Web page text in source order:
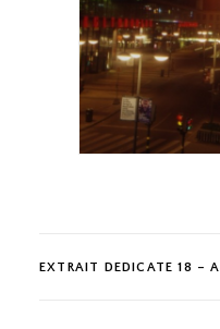
Yann Toma -
732 Thursday
80 cm
Paris
EXTRAIT DEDICATE 18 –